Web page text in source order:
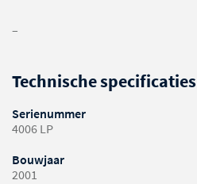
–
Technische specificaties
Serienummer
4006 LP
Bouwjaar
2001